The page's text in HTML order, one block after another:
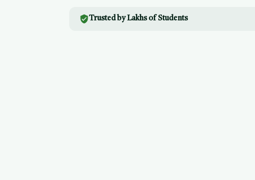
Trusted by Lakhs of Students